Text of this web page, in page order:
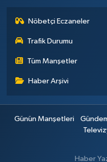
Nöbetçi Eczaneler
Trafik Durumu
Tüm Manşetler
Haber Arşivi
Günün Manşetleri
Haber